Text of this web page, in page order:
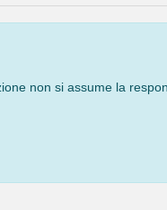
non si assume la